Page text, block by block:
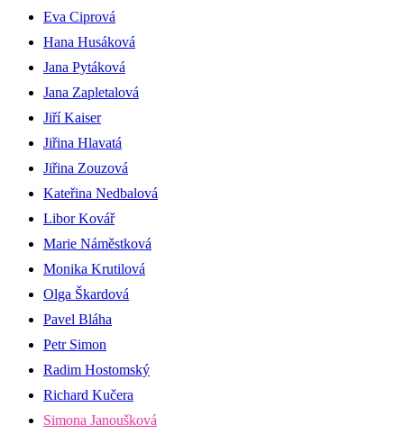
Eva Ciprová
Hana Husáková
Jana Pytáková
Jana Zapletalová
Jiří Kaiser
Jiřina Hlavatá
Jiřina Zouzová
Kateřina Nedbalová
Libor Kovář
Marie Náměstková
Monika Krutilová
Olga Škardová
Pavel Bláha
Petr Simon
Radim Hostomský
Richard Kučera
Simona Janoušková